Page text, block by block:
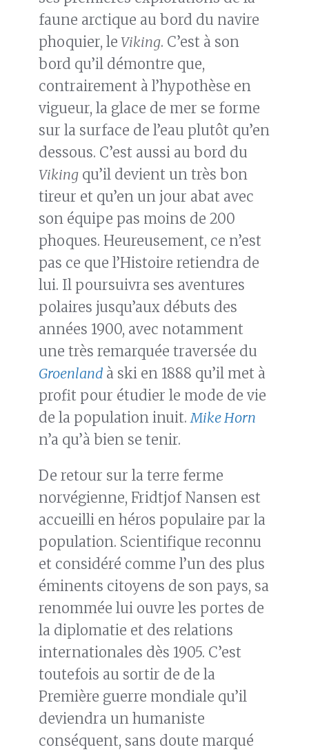
faune arctique au bord du navire
phoquier, le Viking. C’est à son
bord qu’il démontre que,
contrairement à l’hypothèse en
vigueur, la glace de mer se forme
sur la surface de l’eau plutôt qu’en
dessous. C’est aussi au bord du
Viking qu’il devient un très bon
tireur et qu’en un jour abat avec
son équipe pas moins de 200
phoques. Heureusement, ce n’est
pas ce que l’Histoire retiendra de
lui. Il poursuivra ses aventures
polaires jusqu’aux débuts des
années 1900, avec notamment
une très remarquée traversée du
Groenland à ski en 1888 qu’il met à
profit pour étudier le mode de vie
de la population inuit. Mike Horn
n’a qu’à bien se tenir.
De retour sur la terre ferme
norvégienne, Fridtjof Nansen est
accueilli en héros populaire par la
population. Scientifique reconnu
et considéré comme l’un des plus
éminents citoyens de son pays, sa
renommée lui ouvre les portes de
la diplomatie et des relations
internationales dès 1905. C’est
toutefois au sortir de de la
Première guerre mondiale qu’il
deviendra un humaniste
conséquent, sans doute marqué